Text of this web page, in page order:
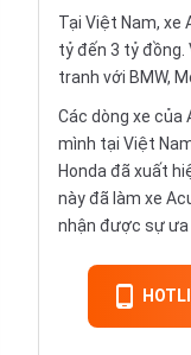
Tại Việt Nam, xe
tỷ đến 3 tỷ
tranh với BMW,
Các dòng xe
mình tại Việt
Honda đã xuất
này đã làm xe
nhận được sự ưa